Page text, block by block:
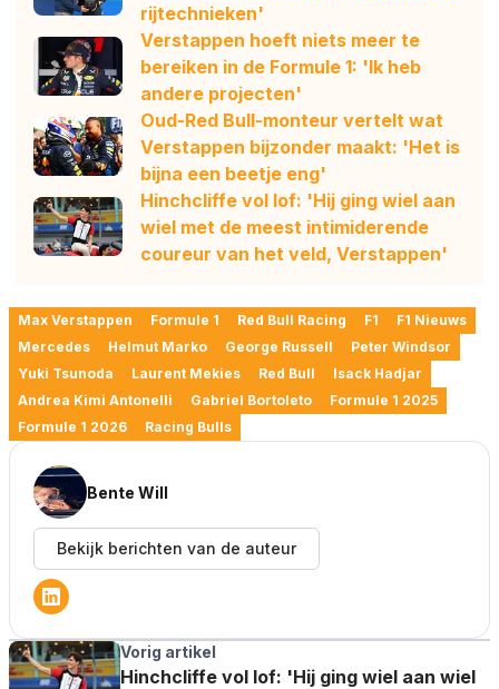
rijtechnieken'
Verstappen hoeft niets meer te
bereiken in de Formule 1: 'Ik heb
andere projecten'
Oud-Red Bull-monteur vertelt wat
Verstappen bijzonder maakt: 'Het is
bijna een beetje eng'
Hinchcliffe vol lof: 'Hij ging wiel aan
wiel met de meest intimiderende
coureur van het veld, Verstappen'
Max Verstappen Formule 1 Red Bull Racing F1
F1 Nieuws
Mercedes
Helmut Marko George Russell
Peter Windsor
Yuki Tsunoda
Laurent Mekies Red Bull
Isack Hadjar
Andrea Kimi Antonelli
Gabriel Bortoleto
Formule 1 2025
Formule 1 2026
Racing Bulls
Bente Will
Bekijk berichten van de auteur
Vorig artikel
Hinchcliffe vol lof: 'Hij ging wiel aan wiel